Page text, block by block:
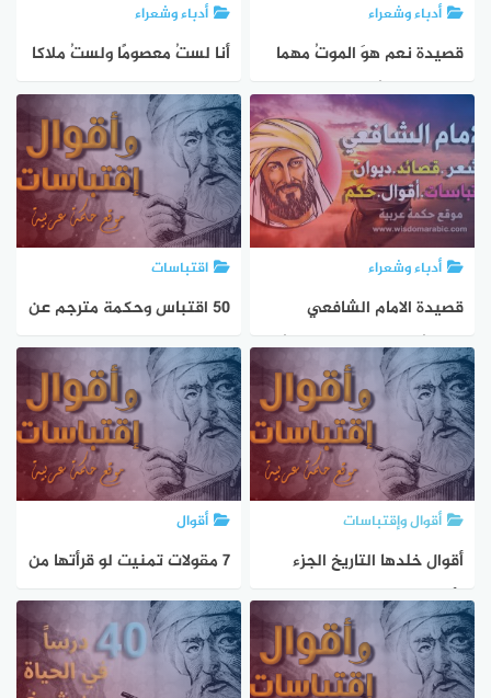
أدباء وشعراء
قصيدة نعم هوَ الموتُ مهما
عشتَ تنساهُ – وائل جحا
أدباء وشعراء
أنا لستُ معصومًا ولستُ ملاكا
– وائل جحا
أدباء وشعراء
قصيدة الامام الشافعي
الناسُ بالناسِ مادام الحياءُ
بهم
اقتباسات
50 اقتباس وحكمة مترجم عن
فن التغافل
أقوال وإقتباسات
أقوال خلدها التاريخ الجزء
الأول
أقوال
7 مقولات تمنيت لو قرأتها من
قبل